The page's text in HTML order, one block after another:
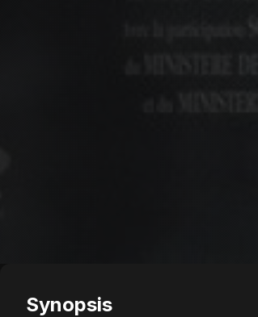
Synopsis